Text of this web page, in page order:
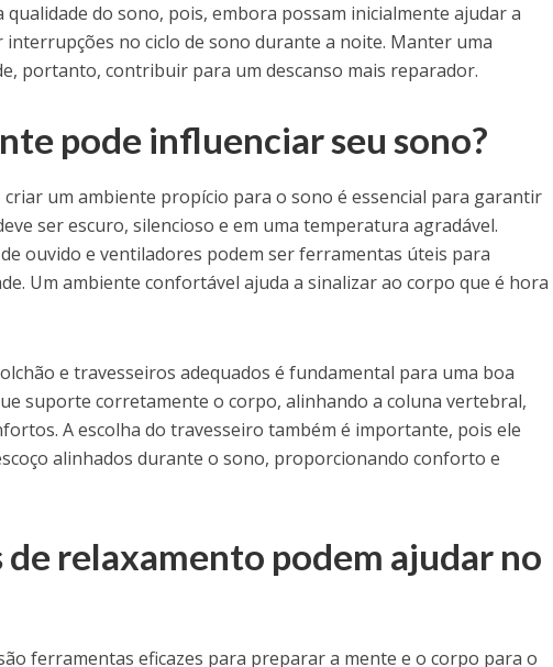
do sono, pois, embora possam inicialmente ajudar a
interrupções no ciclo de sono durante a noite. Manter uma
portanto, contribuir para um descanso mais reparador.
pode influenciar seu sono?
um ambiente propício para o sono é essencial para garantir
ser escuro, silencioso e em uma temperatura agradável.
ouvido e ventiladores podem ser ferramentas úteis para
Um ambiente confortável ajuda a sinalizar ao corpo que é hora
e travesseiros adequados é fundamental para uma boa
suporte corretamente o corpo, alinhando a coluna vertebral,
A escolha do travesseiro também é importante, pois ele
alinhados durante o sono, proporcionando conforto e
de relaxamento podem ajudar no
ferramentas eficazes para preparar a mente e o corpo para o